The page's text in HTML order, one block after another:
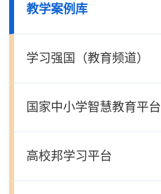
教学案例库
学习强国（教育频道）
国家中小学智慧教育平台
高校邦学习平台